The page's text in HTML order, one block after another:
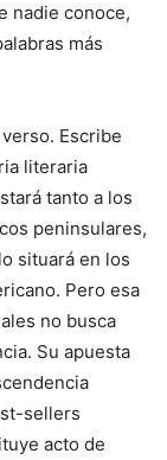
nadie conoce,
más
Escribe
literaria
tanto a los
peninsulares,
situará en los
Pero esa
no busca
Su apuesta
sellers
acto de